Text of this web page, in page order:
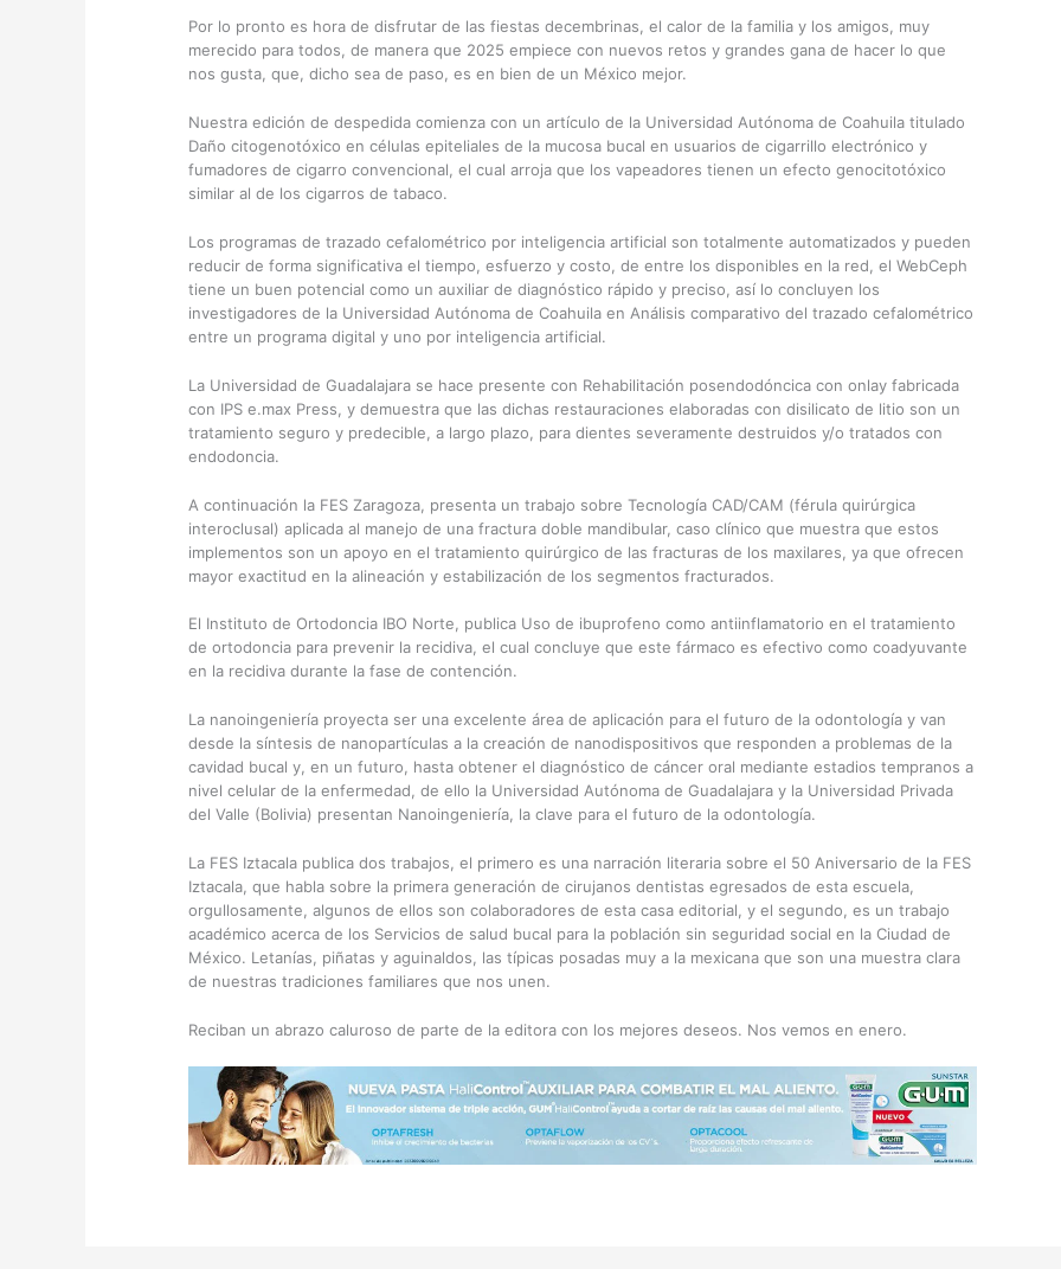
Por lo pronto es hora de disfrutar de las fiestas decembrinas, el calor de la familia y los amigos, muy
merecido para todos, de manera que 2025 empiece con nuevos retos y grandes gana de hacer lo que
nos gusta, que, dicho sea de paso, es en bien de un México mejor.
Nuestra edición de despedida comienza con un artículo de la Universidad Autónoma de Coahuila titulado
Daño citogenotóxico en células epiteliales de la mucosa bucal en usuarios de cigarrillo electrónico y
fumadores de cigarro convencional, el cual arroja que los vapeadores tienen un efecto genocitotóxico
similar al de los cigarros de tabaco.
Los programas de trazado cefalométrico por inteligencia artificial son totalmente automatizados y pueden
reducir de forma significativa el tiempo, esfuerzo y costo, de entre los disponibles en la red, el WebCeph
tiene un buen potencial como un auxiliar de diagnóstico rápido y preciso, así lo concluyen los
investigadores de la Universidad Autónoma de Coahuila en Análisis comparativo del trazado cefalométrico
entre un programa digital y uno por inteligencia artificial.
La Universidad de Guadalajara se hace presente con Rehabilitación posendodóncica con onlay fabricada
con IPS e.max Press, y demuestra que las dichas restauraciones elaboradas con disilicato de litio son un
tratamiento seguro y predecible, a largo plazo, para dientes severamente destruidos y/o tratados con
endodoncia.
A continuación la FES Zaragoza, presenta un trabajo sobre Tecnología CAD/CAM (férula quirúrgica
interoclusal) aplicada al manejo de una fractura doble mandibular, caso clínico que muestra que estos
implementos son un apoyo en el tratamiento quirúrgico de las fracturas de los maxilares, ya que ofrecen
mayor exactitud en la alineación y estabilización de los segmentos fracturados.
El Instituto de Ortodoncia IBO Norte, publica Uso de ibuprofeno como antiinflamatorio en el tratamiento
de ortodoncia para prevenir la recidiva, el cual concluye que este fármaco es efectivo como coadyuvante
en la recidiva durante la fase de contención.
La nanoingeniería proyecta ser una excelente área de aplicación para el futuro de la odontología y van
desde la síntesis de nanopartículas a la creación de nanodispositivos que responden a problemas de la
cavidad bucal y, en un futuro, hasta obtener el diagnóstico de cáncer oral mediante estadios tempranos a
nivel celular de la enfermedad, de ello la Universidad Autónoma de Guadalajara y la Universidad Privada
del Valle (Bolivia) presentan Nanoingeniería, la clave para el futuro de la odontología.
La FES Iztacala publica dos trabajos, el primero es una narración literaria sobre el 50 Aniversario de la FES
Iztacala, que habla sobre la primera generación de cirujanos dentistas egresados de esta escuela,
orgullosamente, algunos de ellos son colaboradores de esta casa editorial, y el segundo, es un trabajo
académico acerca de los Servicios de salud bucal para la población sin seguridad social en la Ciudad de
México. Letanías, piñatas y aguinaldos, las típicas posadas muy a la mexicana que son una muestra clara
de nuestras tradiciones familiares que nos unen.
Reciban un abrazo caluroso de parte de la editora con los mejores deseos. Nos vemos en enero.